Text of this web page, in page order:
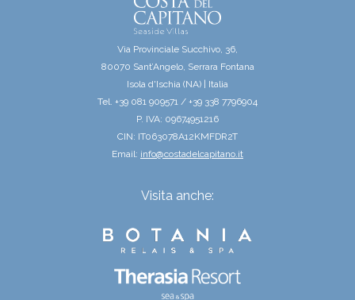
Via Provinciale Succhivo, 36,
80070 Sant’Angelo, Serrara Fontana
Isola d'Ischia (NA) | Italia
Tel. +39 081 909571 / +39 338 7796904
P. IVA: 09674951216
CIN: IT063078A12KMFDR2T
Email: info@costadelcapitano.it
Visita anche: